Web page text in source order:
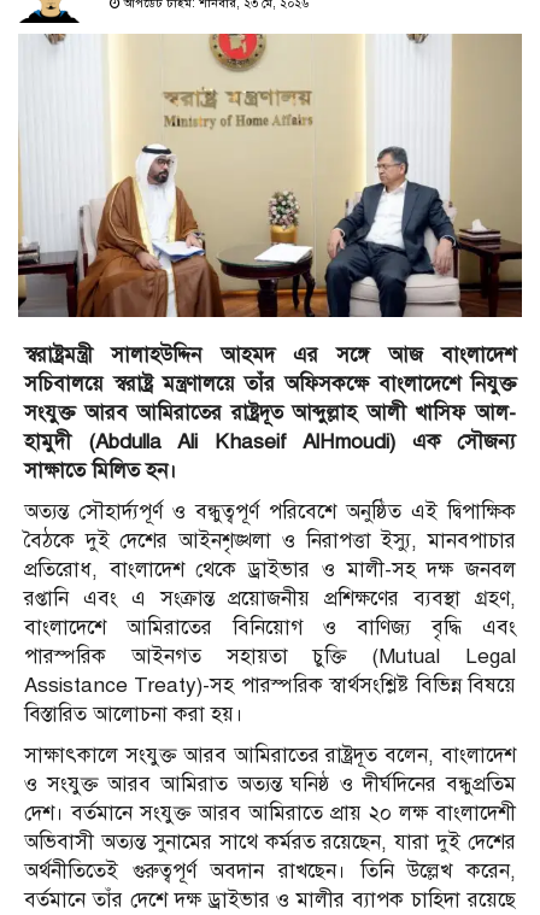
আপডেট টাইম: শনিবার, ২৩ মে, ২০২৬
স্বরাষ্ট্রমন্ত্রী সালাহউদ্দিন আহমদ এর সঙ্গে আজ বাংলাদেশ
সচিবালয়ে স্বরাষ্ট্র মন্ত্রণালয়ে তাঁর অফিসকক্ষে বাংলাদেশে নিযুক্ত
সংযুক্ত আরব আমিরাতের রাষ্ট্রদূত আব্দুল্লাহ আলী খাসিফ আল-
হামুদী (Abdulla Ali Khaseif AlHmoudi) এক সৌজন্য
সাক্ষাতে মিলিত হন।
অত্যন্ত সৌহার্দ্যপূর্ণ ও বন্ধুত্বপূর্ণ পরিবেশে অনুষ্ঠিত এই দ্বিপাক্ষিক
বৈঠকে দুই দেশের আইনশৃঙ্খলা ও নিরাপত্তা ইস্যু, মানবপাচার
প্রতিরোধ, বাংলাদেশ থেকে ড্রাইভার ও মালী-সহ দক্ষ জনবল
রপ্তানি এবং এ সংক্রান্ত প্রয়োজনীয় প্রশিক্ষণের ব্যবস্থা গ্রহণ,
বাংলাদেশে আমিরাতের বিনিয়োগ ও বাণিজ্য বৃদ্ধি এবং
পারস্পরিক আইনগত সহায়তা চুক্তি (Mutual Legal
Assistance Treaty)-সহ পারস্পরিক স্বার্থসংশ্লিষ্ট বিভিন্ন বিষয়ে
বিস্তারিত আলোচনা করা হয়।
সাক্ষাৎকালে সংযুক্ত আরব আমিরাতের রাষ্ট্রদূত বলেন, বাংলাদেশ
ও সংযুক্ত আরব আমিরাত অত্যন্ত ঘনিষ্ঠ ও দীর্ঘদিনের বন্ধুপ্রতিম
দেশ। বর্তমানে সংযুক্ত আরব আমিরাতে প্রায় ২০ লক্ষ বাংলাদেশী
অভিবাসী অত্যন্ত সুনামের সাথে কর্মরত রয়েছেন, যারা দুই দেশের
অর্থনীতিতেই গুরুত্বপূর্ণ অবদান রাখছেন। তিনি উল্লেখ করেন,
বর্তমানে তাঁর দেশে দক্ষ ড্রাইভার ও মালীর ব্যাপক চাহিদা রয়েছে